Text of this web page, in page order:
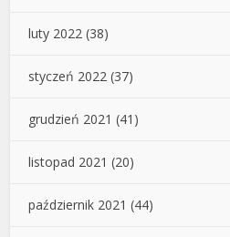
luty 2022 (38)
styczeń 2022 (37)
grudzień 2021 (41)
listopad 2021 (20)
październik 2021 (44)